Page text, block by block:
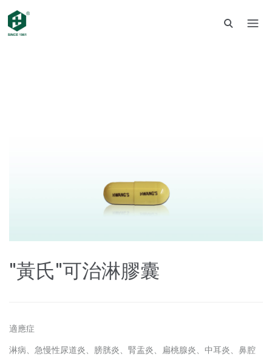
"黃氏"可治淋膠囊
適應症
淋病、急慢性尿道炎、膀胱炎、腎盂炎、扁桃腺炎、中耳炎、鼻腔